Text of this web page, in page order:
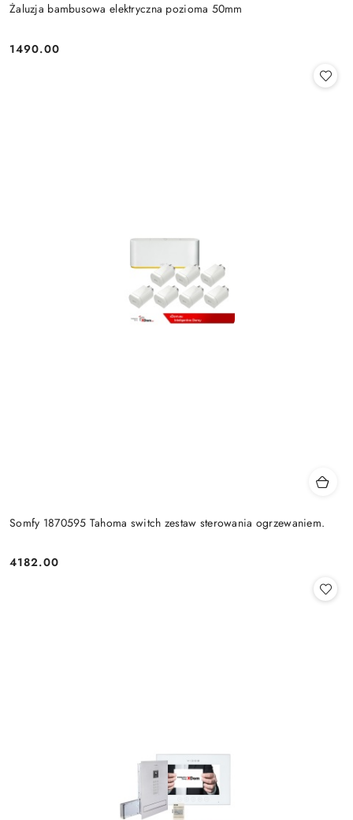
Żaluzja bambusowa elektryczna pozioma 50mm
Cena:
1490.00
Somfy 1870595 Tahoma switch zestaw sterowania ogrzewaniem.
Cena:
4182.00